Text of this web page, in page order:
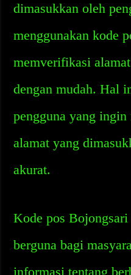
dimasukkan oleh
menggunakan kode
memverifikasi
dengan mudah. Hal
pengguna yang
alamat yang
akurat.
Kode pos
berguna bagi
informasi tentang